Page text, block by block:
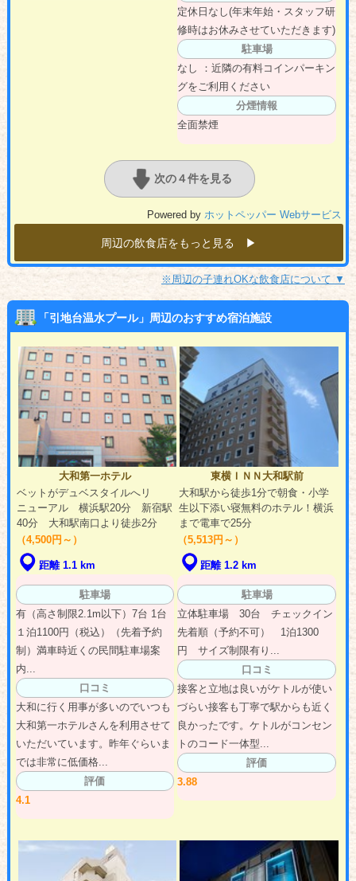
定休日なし(年末年始・スタッフ研
修時はお休みさせていただきます)
駐車場
なし ：近隣の有料コインパーキン
グをご利用ください
分煙情報
全面禁煙
次の４件を見る
Powered by ホットペッパー Webサービス
周辺の飲食店をもっと見る ▶︎
※周辺の子連れOKな飲食店について ▼
「引地台温水プール」周辺のおすすめ宿泊施設
大和第一ホテル
ベットがデュベスタイルへリ
ニューアル 横浜駅20分 新宿駅
40分 大和駅南口より徒歩2分
（4,500円～）
距離 1.1 km
駐車場
有（高さ制限2.1m以下）7台 1台
１泊1100円（税込）（先着予約
制）満車時近くの民間駐車場案
内...
口コミ
大和に行く用事が多いのでいつも
大和第一ホテルさんを利用させて
いただいています。昨年ぐらいま
では非常に低価格...
評価
4.1
東横ＩＮＮ大和駅前
大和駅から徒歩1分で朝食・小学
生以下添い寝無料のホテル！横浜
まで電車で25分
（5,513円～）
距離 1.2 km
駐車場
立体駐車場 30台 チェックイン
先着順（予約不可） 1泊1300
円 サイズ制限有り...
口コミ
接客と立地は良いがケトルが使い
づらい接客も丁寧で駅からも近く
良かったです。ケトルがコンセン
トのコード一体型...
評価
3.88